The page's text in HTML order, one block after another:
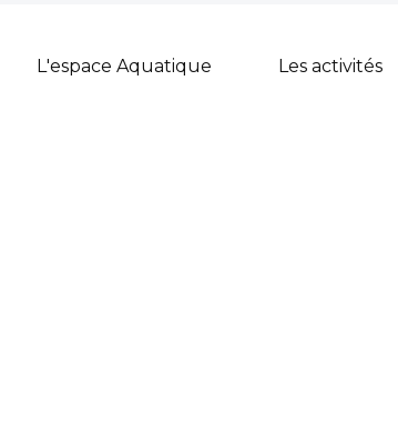
L'espace Aquatique Les activités